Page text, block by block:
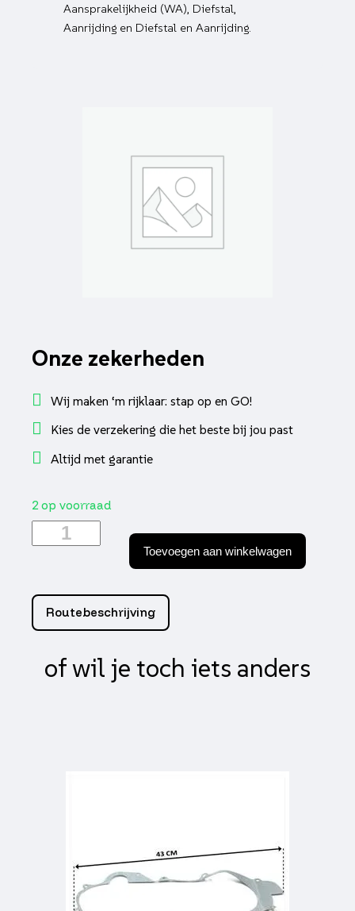
Aansprakelijkheid (WA), Diefstal,
Aanrijding en Diefstal en Aanrijding.
Onze zekerheden
Wij maken ‘m rijklaar: stap op en GO!
Kies de verzekering die het beste bij jou past
Altijd met garantie
2 op voorraad
onderstandaard
compleet
aantal
Toevoegen aan winkelwagen
Routebeschrijving
of wil je toch iets anders